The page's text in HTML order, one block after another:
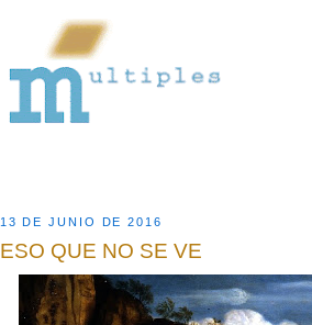
13 DE JUNIO DE 2016
ESO QUE NO SE VE